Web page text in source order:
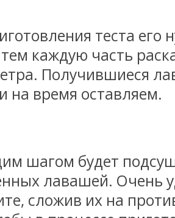
теста его
каждую часть
Получившиеся
на время оставляем.
шагом будет
лавашей. Очень
сложив их на